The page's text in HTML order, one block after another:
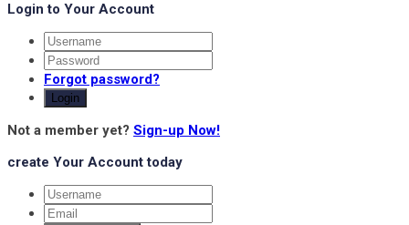
Login to Your Account
Forgot password?
Login
Not a member yet? Sign-up Now!
create Your Account today